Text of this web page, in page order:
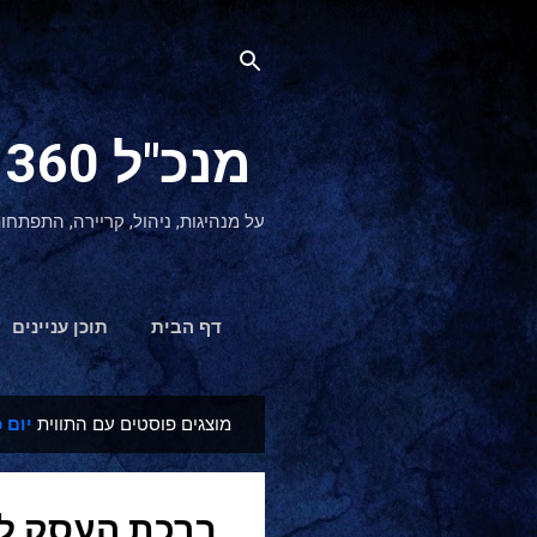
מנכ"ל 360 CEO - מנהיגות והתפתחות אישית
על מנהיגות, ניהול, קריירה,
דף הבית תוכן עניינים
ש
מוצגים פוסטים עם התווית יום